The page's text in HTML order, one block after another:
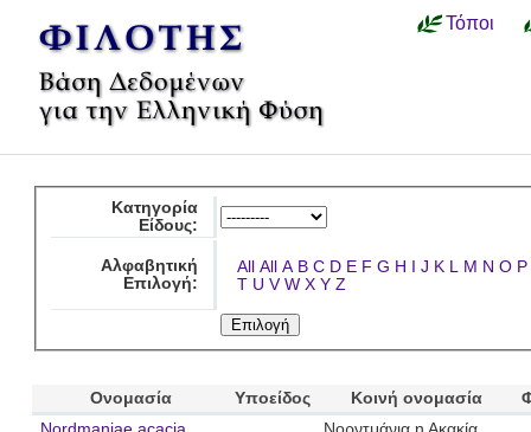
Τόποι
Κατηγορία
Είδους:
Αλφαβητική
Επιλογή:
All All A B C D E F G H I J K L M N O P
T U V W X Y Z
Ονομασία Υποείδος Κοινή ονομασία